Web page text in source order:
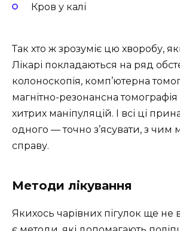
Кров у калі
Так хто ж зрозуміє цю хворобу,
Лікарі покладаються на ряд
колоноскопія, комп’ютерна
магнітно-резонансна
хитрих маніпуляцій. І всі ці
одного — точно з’ясувати, з чим
справу.
Методи лікування
Якихось чарівних пігулок ще